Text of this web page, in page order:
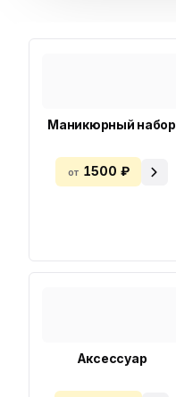
Маникюрный набор
от 1500 ₽
Аксессуар